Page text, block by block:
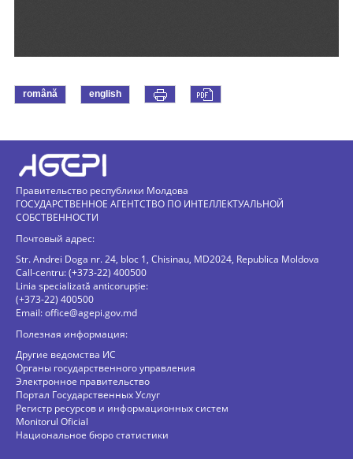
română english
Правительство республики Молдова
ГОСУДАРСТВЕННОЕ АГЕНТСТВО ПО ИНТЕЛЛЕКТУАЛЬНОЙ
СОБСТВЕННОСТИ
Почтовый адрес:
Str. Andrei Doga nr. 24, bloc 1, Chisinau, MD2024, Republica Moldova
Call-centru: (+373-22) 400500
Linia specializată anticorupție:
(+373-22) 400500
Email:office@agepi.gov.md
Полезная информация:
Другие ведомства ИС
Органы государственного управления
Электронное правительство
Портал Государственных Услуг
Регистр ресурсов и информационных систем
Monitorul Oficial
Национальное бюро статистики